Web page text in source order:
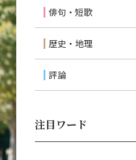
俳句・短歌
歴史・地理
評論
注目ワード